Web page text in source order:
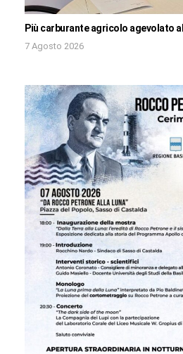
Più carburante agricolo agevolato
7 Agosto 2026